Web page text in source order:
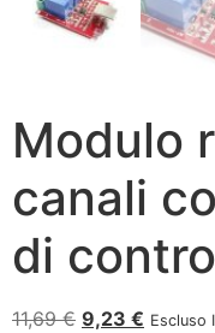
Modulo
canali
di
11,69€ 9,23 € Escluso